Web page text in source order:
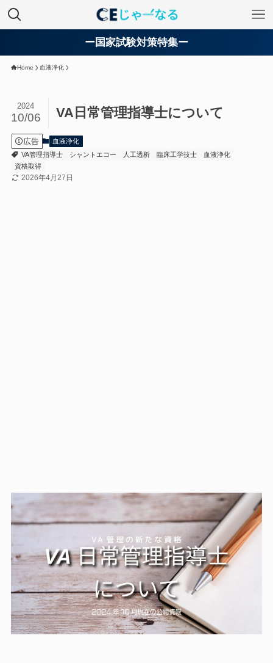
ー国家試験対策特集ー
Home 血液浄化
VA日常管理指導士について
2024
10/06
広告
血液浄化
VA管理指導士
シャントエコー 人工透析 臨床工学技士
血液浄化
資格取得
2026年4月27日